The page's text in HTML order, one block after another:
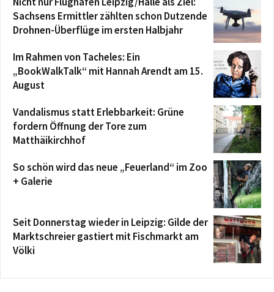
Sachsens Ermittler zählten schon Dutzende
Drohnen-Überflüge im ersten Halbjahr
Im Rahmen von Tacheles: Ein
„BookWalkTalk“ mit Hannah Arendt am 15.
August
Vandalismus statt Erlebbarkeit: Grüne
fordern Öffnung der Tore zum
Matthäikirchhof
So schön wird das neue „Feuerland“ im Zoo
+ Galerie
Seit Donnerstag wieder in Leipzig: Gilde der
Marktschreier gastiert mit Fischmarkt am
Völki